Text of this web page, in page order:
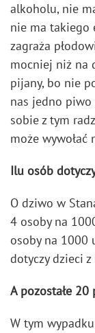
alkoholu, nie
nie ma takiego
zagraża
mocniej niż na
pijany, bo nie
nas jedno
sobie z tym
może wywołać
Ilu osób
O dziwo w
4 osoby na
osoby na 1000
dotyczy dzieci
A pozostałe 20
W tym